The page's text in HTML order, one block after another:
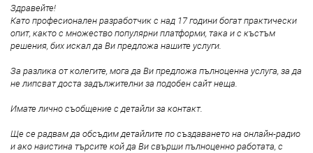
Здравейте!
Като професионален разработчик с над 17 години богат практически
опит, както с множество популярни платформи, така и с къстъм
решения, бих искал да Ви предложа нашите услуги.
За разлика от колегите, мога да Ви предложа пълноценна услуга, за да
не липсват доста задължителни за подобен сайт неща.
Имате лично съобщение с детайли за контакт.
Ще се радвам да обсъдим детайлите по създаването на онлайн-радио
и ако наистина търсите кой да Ви свърши пълноценно работата, с